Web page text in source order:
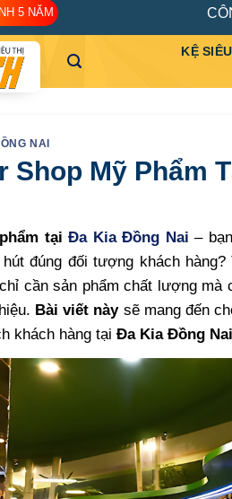
5 NĂM
KỆ
NAI
Shop Mỹ Phẩm
tạiĐa Kia Đồng Nai –
đúng đối tượng khách
cần sản phẩm chất lượng mà
Bài viết nàysẽ mang đến
khách hàng tại Đa Kia Đồng Nai